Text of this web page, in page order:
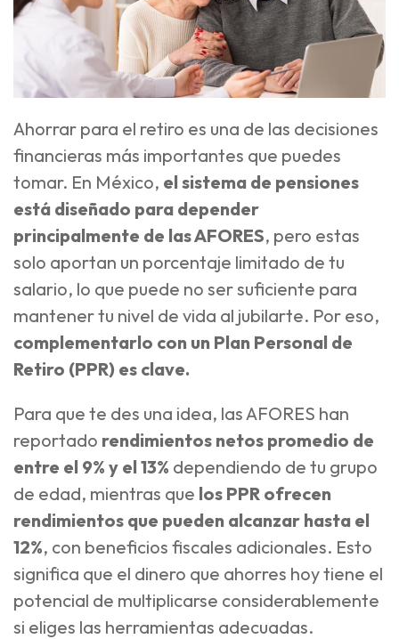
Ahorrar para el retiro es una de las decisiones
financieras más importantes que puedes
tomar. En México, el sistema de pensiones
está diseñado para depender
principalmente de las AFORES, pero estas
solo aportan un porcentaje limitado de tu
salario, lo que puede no ser suficiente para
mantener tu nivel de vida al jubilarte. Por eso,
complementarlo con un Plan Personal de
Retiro (PPR) es clave.
Para que te des una idea, las AFORES han
reportado rendimientos netos promedio de
entre el 9% y el 13% dependiendo de tu grupo
de edad, mientras que los PPR ofrecen
rendimientos que pueden alcanzar hasta el
12%, con beneficios fiscales adicionales. Esto
significa que el dinero que ahorres hoy tiene el
potencial de multiplicarse considerablemente
si eliges las herramientas adecuadas.